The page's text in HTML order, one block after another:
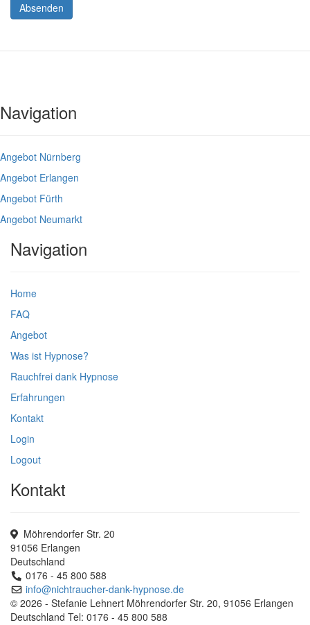
Absenden
Navigation
Angebot Nürnberg
Angebot Erlangen
Angebot Fürth
Angebot Neumarkt
Navigation
Home
FAQ
Angebot
Was ist Hypnose?
Rauchfrei dank Hypnose
Erfahrungen
Kontakt
Login
Logout
Kontakt
Möhrendorfer Str. 20
91056 Erlangen
Deutschland
0176 - 45 800 588
info@nichtraucher-dank-hypnose.de
© 2026 - Stefanie Lehnert Möhrendorfer Str. 20, 91056 Erlangen
Deutschland Tel: 0176 - 45 800 588